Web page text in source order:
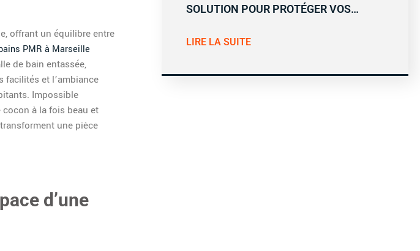
offrant un équilibre entre
PMR à Marseille
de bain entassée,
facilités et l’ambiance
Impossible
à la fois beau et
une pièce
d’une
SOLUTION POUR PROTÉGER VOS…
LIRE LA SUITE